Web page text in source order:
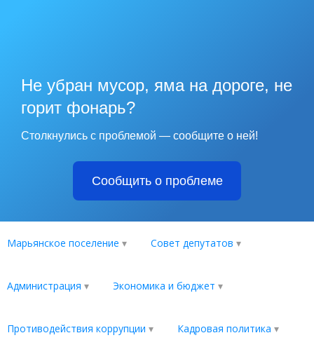
Не убран мусор, яма на дороге, не
горит фонарь?
Столкнулись с проблемой — сообщите о ней!
Сообщить о проблеме
Марьянское поселение Совет депутатов
Администрация Экономика и бюджет
Противодействия коррупции Кадровая политика